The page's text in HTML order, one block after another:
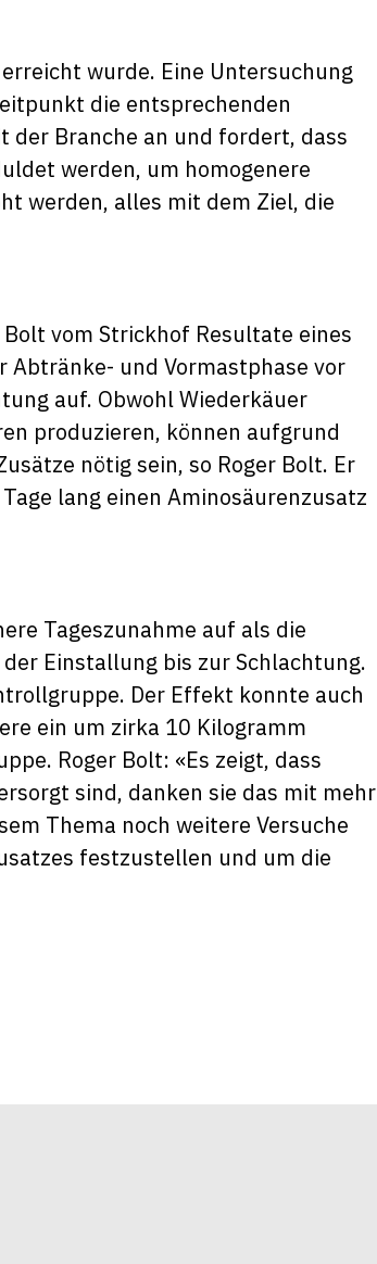
wurde. Eine Untersuchung
die entsprechenden
der Branche an und fordert, dass
werden, um homogenere
werden, alles mit dem Ziel, die
vom Strickhof Resultate eines
und Vormastphase vor
auf. Obwohl Wiederkäuer
produzieren, können aufgrund
nötig sein, so Roger Bolt. Er
lang einen Aminosäurenzusatz
Tageszunahme auf als die
Einstallung bis zur Schlachtung.
Der Effekt konnte auch
ein um zirka 10 Kilogramm
Roger Bolt: «Es zeigt, dass
sind, danken sie das mit mehr
Thema noch weitere Versuche
festzustellen und um die